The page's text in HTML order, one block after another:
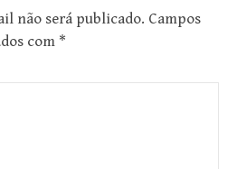
não será publicado. Campos
com *